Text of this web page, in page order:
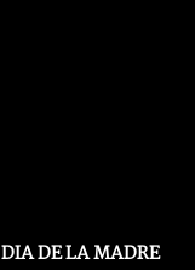
DIA DE LA MADRE